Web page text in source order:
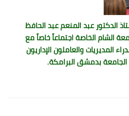
الدكتور عبد المنعم عبد الحافظ
الشام الخاصة اجتماعاً خاصاً مع
المديريات والعاملون الإداريون
بدمشق البرامكة.